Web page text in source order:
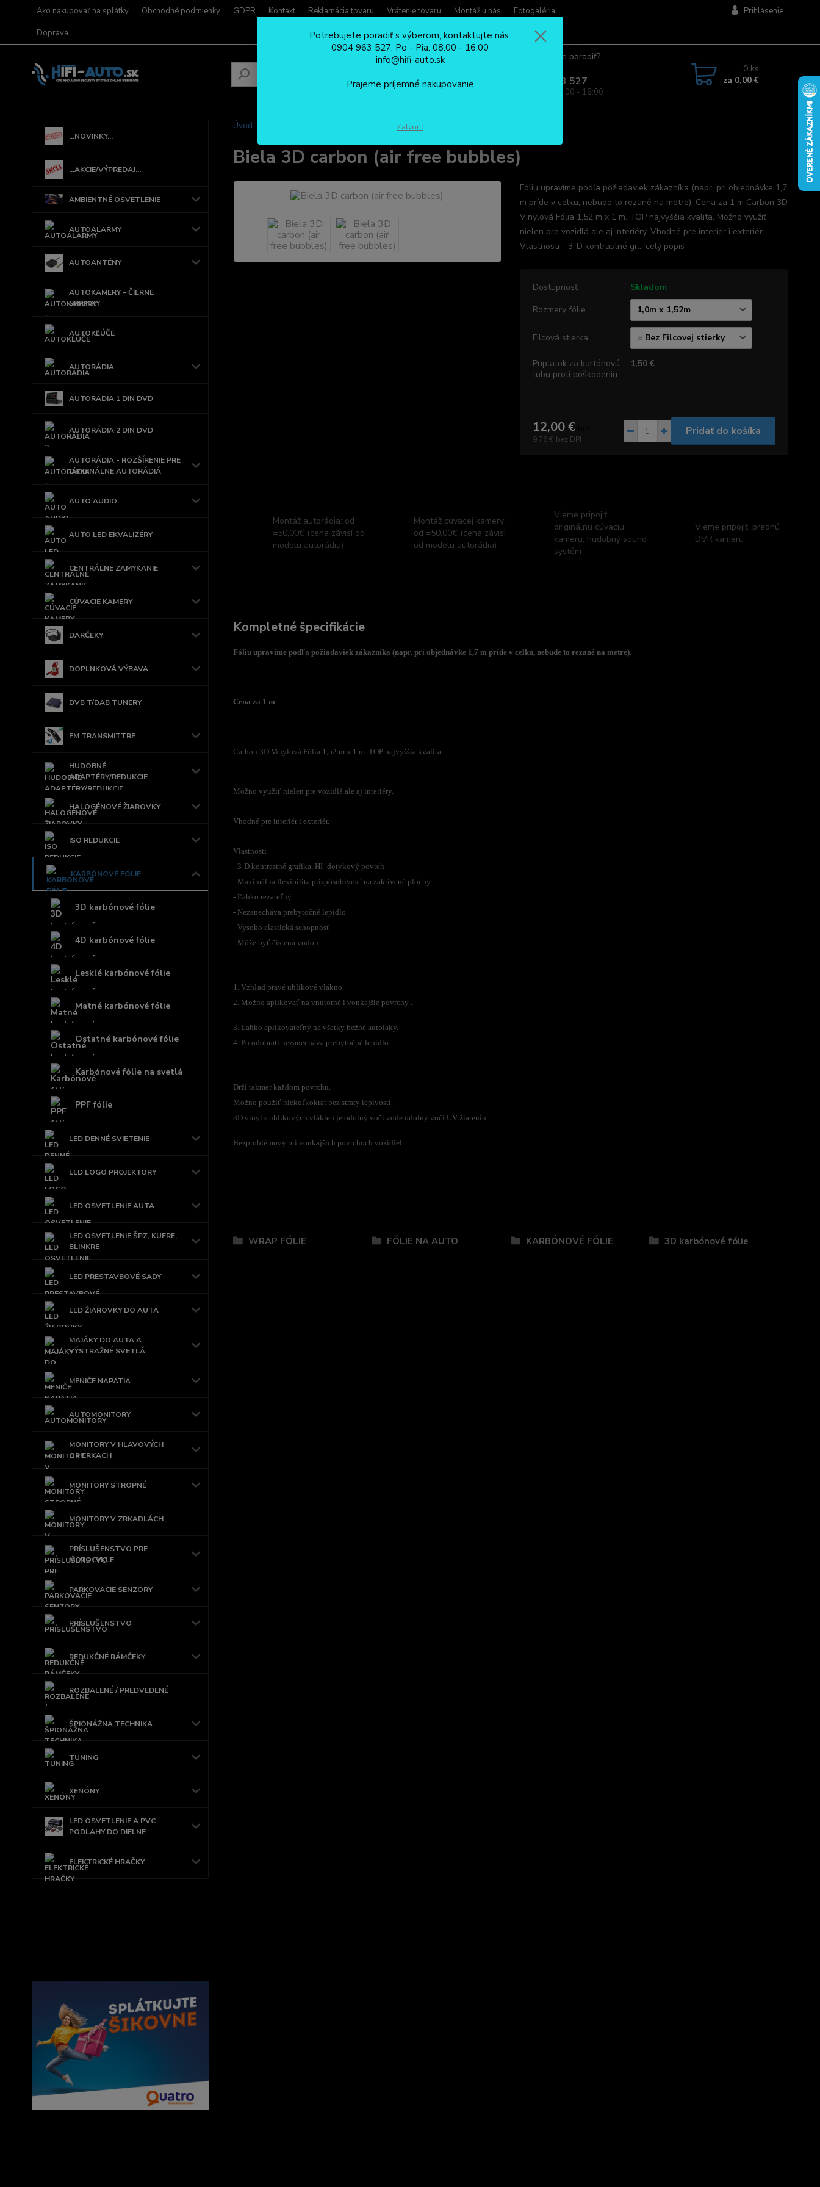
Ako nakupovať na splátky Obchodné podmienky GDPR Kontakt Reklamácia tovaru Vrátenie tovaru Montáž u nás
Fotogaléria
Doprava
Prihlásenie
Potrebujete poradiť?
0904 963 527
Po - Pia: 08:00 - 16:00
0 ks
za 0,00 €
...NOVINKY...
...AKCIE/VÝPREDAJ...
AMBIENTNÉ OSVETLENIE
AUTOALARMY
AUTOANTÉNY
AUTOKAMERY - ČIERNE
SKRINKY
AUTOKĽÚČE
AUTORÁDIA
AUTORÁDIA 1 DIN DVD
AUTORÁDIA 2 DIN DVD
AUTORÁDIA - ROZŠÍRENIE PRE
ORIGINÁLNE AUTORÁDIÁ
AUTO AUDIO
AUTO LED EKVALIZÉRY
CENTRÁLNE ZAMYKANIE
CÚVACIE KAMERY
DARČEKY
DOPLNKOVÁ VÝBAVA
DVB T/DAB TUNERY
FM TRANSMITTRE
HUDOBNÉ
ADAPTÉRY/REDUKCIE
HALOGÉNOVÉ ŽIAROVKY
ISO REDUKCIE
KARBÓNOVÉ FÓLIE
3D karbónové fólie
4D karbónové fólie
Lesklé karbónové fólie
Matné karbónové fólie
Ostatné karbónové fólie
Karbónové fólie na svetlá
PPF fólie
LED DENNÉ SVIETENIE
LED LOGO PROJEKTORY
LED OSVETLENIE AUTA
LED OSVETLENIE ŠPZ, KUFRE,
BLINKRE
LED PRESTAVBOVÉ SADY
LED ŽIAROVKY DO AUTA
MAJÁKY DO AUTA A
VÝSTRAŽNÉ SVETLÁ
MENIČE NAPÄTIA
AUTOMONITORY
MONITORY V HLAVOVÝCH
OPIERKACH
MONITORY STROPNÉ
MONITORY V ZRKADLÁCH
PRÍSLUŠENSTVO PRE
MOTOCYKLE
PARKOVACIE SENZORY
PRÍSLUŠENSTVO
REDUKČNÉ RÁMČEKY
ROZBALENÉ / PREDVEDENÉ
ŠPIONÁŽNA TECHNIKA
TUNING
XENÓNY
LED OSVETLENIE A PVC
PODLAHY DO DIELNE
ELEKTRICKÉ HRAČKY
Úvod Biela 3D carbon (air free bubbles)
Biela 3D carbon (air free bubbles)
Fóliu upravíme podľa požiadaviek zákazníka (napr. pri objednávke 1,7
m príde v celku, nebude to rezané na metre). Cena za 1 m Carbon 3D
Vinylová Fólia 1,52 m x 1 m. TOP najvyššia kvalita. Možno využiť
nielen pre vozidlá ale aj interiéry. Vhodné pre interiér i exteriér.
Vlastnosti - 3-D kontrastné gr... celý popis
Dostupnosť
Skladom
Rozmery fólie
Filcová stierka
Príplatok za kartónovú
tubu proti poškodeniu
1,50 €
12,00 €/
9,76 € bez DPH
Pridať do košíka
Montáž autorádia: od
=50,00€ (cena závisí od
modelu autorádia)
Montáž cúvacej kamery:
od =50,00€ (cena závisí
od modelu autorádia)
Vieme pripojiť:
originálnu cúvaciu
kameru, hudobný sound
systém
Vieme pripojiť: prednú
DVR kameru
Kompletné špecifikácie
Fóliu upravíme podľa požiadaviek zákazníka (napr. pri objednávke 1,7 m príde v celku, nebude to rezané na metre).
Cena za 1 m
Carbon 3D Vinylová Fólia 1,52 m x 1 m. TOP najvyššia kvalita.
Možno využiť nielen pre vozidlá ale aj interiéry.
Vhodné pre interiér i exteriér.
Vlastnosti
- 3-D kontrastné grafika, HI- dotykový povrch
- Maximálna flexibilita prispôsobivosť na zakrivené plochy
- Ľahko rezateľný
- Nezanecháva prebytočné lepidlo
- Vysoko elastická schopnosť
- Môže byť čistená vodou
1. Vzhľad pravé uhlíkové vlákno.
2. Možno aplikovať na vnútorné i vonkajšie povrchy .
3. Ľahko aplikovateľný na všetky bežné autolaky.
4. Po odobratí nezanecháva prebytočné lepidlo.
Drží takmer každom povrchu.
Možno použiť niekoľkokrát bez straty lepivosti.
3D vinyl s uhlíkových vlákien je odolný voči vode odolný voči UV žiareniu.
Bezproblémový pri vonkajších povrchoch vozidiel.
WRAP FÓLIE FÓLIE NA AUTO KARBÓNOVÉ FÓLIE 3D karbónové fólie
Potrebujete poradiť s výberom, kontaktujte nás:
0904 963 527, Po - Pia: 08:00 - 16:00
info@hifi-auto.sk
Prajeme príjemné nakupovanie
Zatvoriť